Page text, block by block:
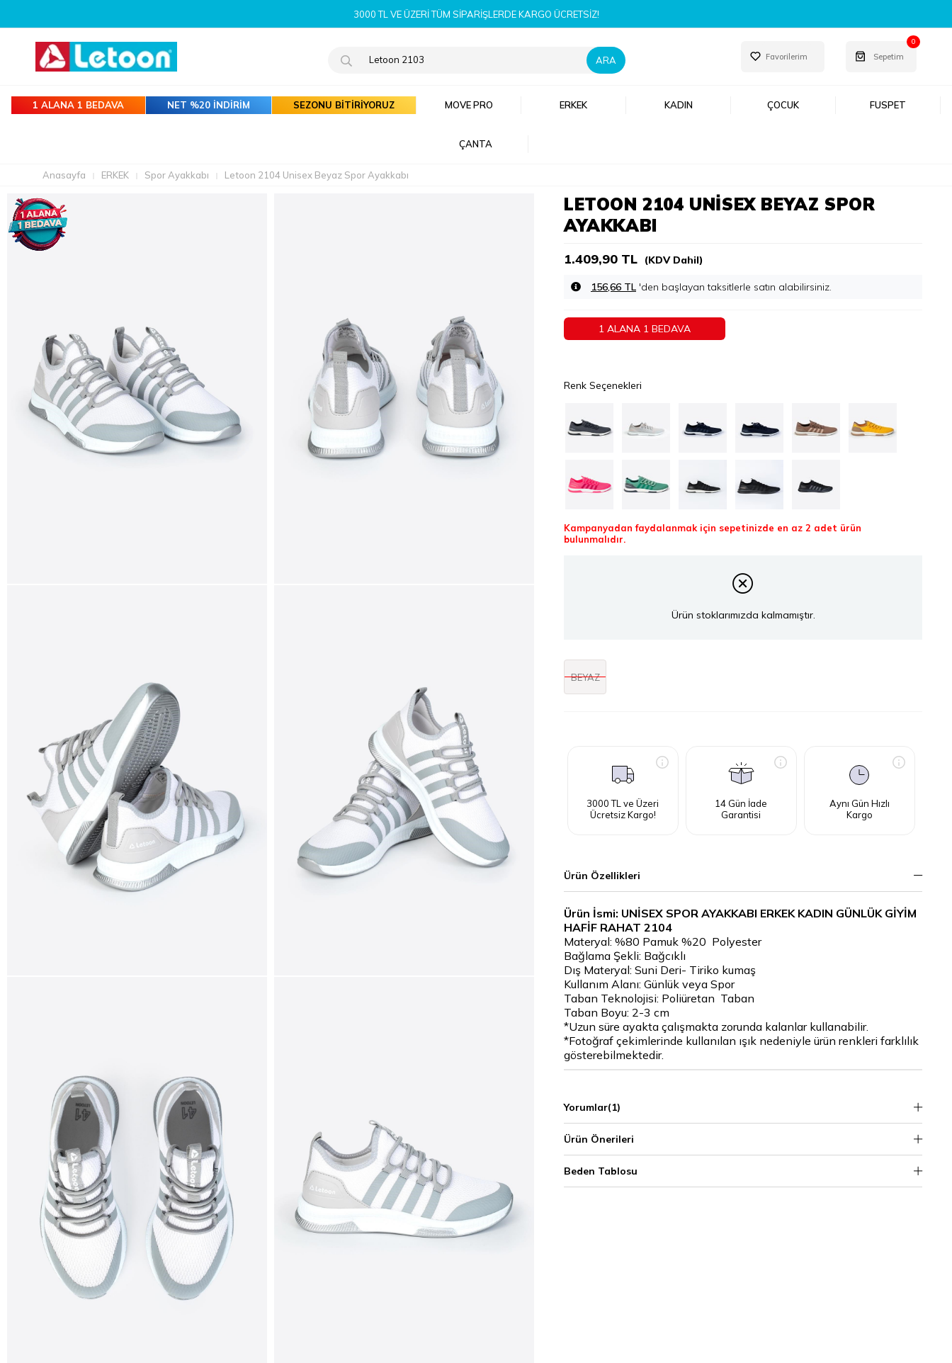
YENI SEZON ÜRÜNLERI ŞIMDI KEŞFET!
Favorilerim Sepetim
0
1 ALANA 1 BEDAVA NET %20 İNDİRİM SEZONU BİTİRİYORUZ MOVE PRO ERKEK KADIN ÇOCUK FUSPET
ÇANTA
Anasayfa ERKEK Spor Ayakkabı Letoon 2104 Unisex Beyaz Spor Ayakkabı
LETOON 2104 UNISEX BEYAZ SPOR
AYAKKABI
1.409,90 TL (KDV Dahil)
156,66 TL 'den başlayan taksitlerle
1 ALANA 1 BEDAVA
Renk Seçenekleri
Kampanyadan faydalanmak için sepetinizde en az 2 adet ürün
bulunmalıdır.
Ürün stoklarımızda kalmamıştır.
BEYAZ
3000 TL ve Üzeri
Ücretsiz Kargo!
14 Gün İade
Garantisi
Aynı Gün Hızlı
Kargo
Ürün Özellikleri
Ürün İsmi: UNİSEX SPOR AYAKKABI ERKEK KADIN GÜNLÜK GİYİM
HAFİF RAHAT 2104
Materyal: %80 Pamuk %20 Polyester
Bağlama Şekli: Bağcıklı
Dış Materyal: Suni Deri- Tiriko kumaş
Kullanım Alanı: Günlük veya Spor
Taban Teknolojisi: Poliüretan Taban
Taban Boyu: 2-3 cm
*Uzun süre ayakta çalışmakta zorunda kalanlar kullanabilir.
*Fotoğraf çekimlerinde kullanılan ışık nedeniyle ürün renkleri farklılık
gösterebilmektedir.
Yorumlar(1)
Ürün Önerileri
Beden Tablosu